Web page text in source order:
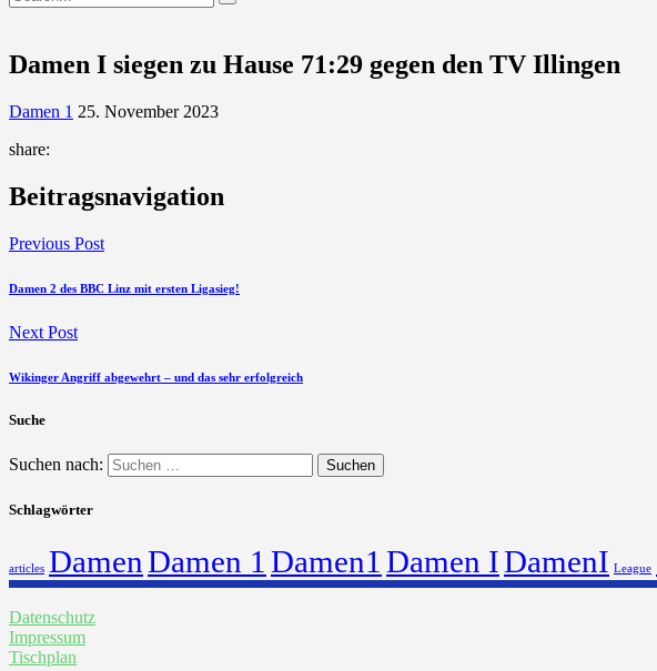
Damen I siegen zu Hause 71:29 gegen den TV Illingen
Damen 1 25. November 2023
share:
Beitragsnavigation
Previous Post
Damen 2 des BBC Linz mit ersten Ligasieg!
Next Post
Wikinger Angriff abgewehrt – und das sehr erfolgreich
Suche
Suchen nach:
Schlagwörter
articles DamenDamen 1 Damen1 Damen IDamenI League
Datenschutz
Impressum
Tischplan